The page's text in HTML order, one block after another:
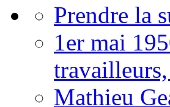
Prendre la
1er mai
Mathieu